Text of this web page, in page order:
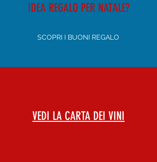
IDEA REGALO PER NATALE?
SCOPRI I BUONI REGALO
VEDI LA CARTA DEI VINI